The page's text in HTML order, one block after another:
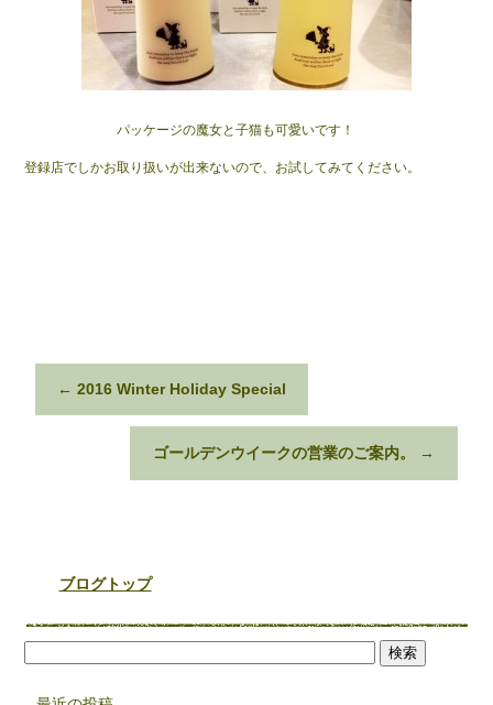
パッケージの魔女と子猫も可愛いです！
登録店でしかお取り扱いが出来ないので、お試してみてください。
← 2016 Winter Holiday Special
ゴールデンウイークの営業のご案内。 →
ブログトップ